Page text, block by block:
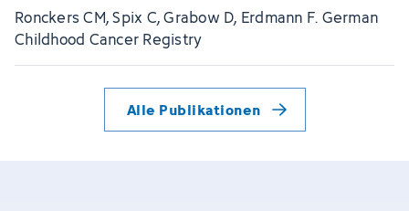
Ronckers CM, Spix C, Grabow D, Erdmann F. German
Childhood Cancer Registry
Alle Publikationen